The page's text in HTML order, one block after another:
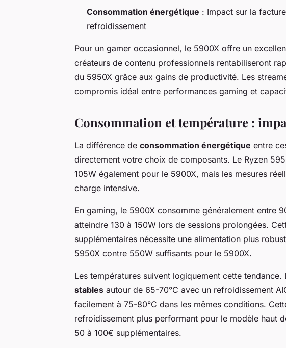
Consommation énergétique : Impact sur la
refroidissement
Pour un gamer occasionnel, le 5900X offre un
créateurs de contenu professionnels rentabiliseront
du 5950X grâce aux gains de productivité. Les
compromis idéal entre performances gaming et
Consommation et température :
La différence de consommation énergétique entre
directement votre choix de composants. Le Ryzen
105W également pour le 5900X, mais les mesures
charge intensive.
En gaming, le 5900X consomme généralement entre
atteindre 130 à 150W lors de sessions prolongées.
supplémentaires nécessite une alimentation plus
5950X contre 550W suffisants pour le 5900X.
Les températures suivent logiquement cette
stables autour de 65-70°C avec un refroidissement
facilement à 75-80°C dans les mêmes conditions.
refroidissement plus performant pour le modèle haut
50 à 100€ supplémentaires.